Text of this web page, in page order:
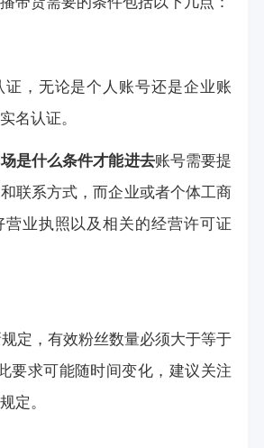
证，无论是个人账号还是企业账
名认证。
是什么条件才能进去账号需要提
联系方式，而企业或者个体工商
营业执照以及相关的经营许可证
定，有效粉丝数量必须大于等于
要求可能随时间变化，建议关注
定。